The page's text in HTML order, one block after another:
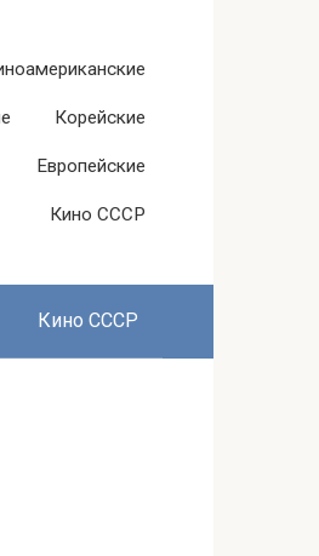
Корейские
Европейские
Кино СССР
Кино СССР